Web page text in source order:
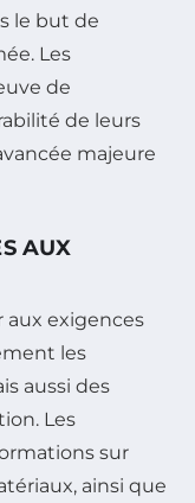
le but de
Les
de
de leurs
majeure
AUX
aux exigences
les
aussi des
Les
sur
ainsi que